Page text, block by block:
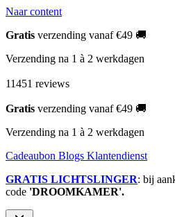
Naar content
Gratis verzending vanaf €49 🚚
Verzending na 1 à 2 werkdagen
11451 reviews
Gratis verzending vanaf €49 🚚
Verzending na 1 à 2 werkdagen
Cadeaubon Blogs Klantendienst
GRATIS LICHTSLINGER: bij
code 'DROOMKAMER'.